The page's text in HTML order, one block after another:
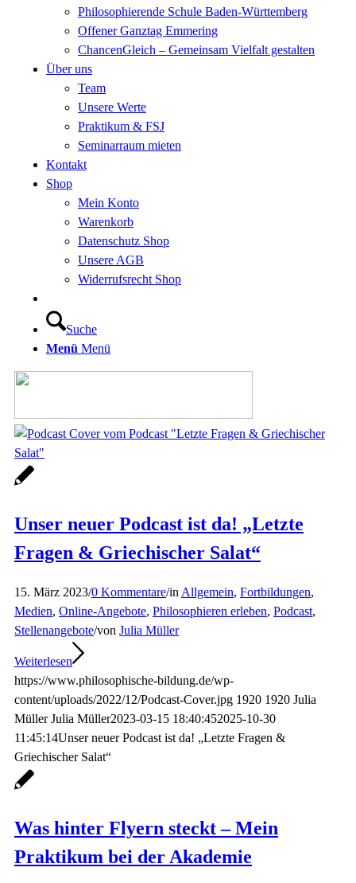
Philosophierende Schule Baden-Württemberg
Offener Ganztag Emmering
ChancenGleich – Gemeinsam Vielfalt gestalten
Über uns
Team
Unsere Werte
Praktikum & FSJ
Seminarraum mieten
Kontakt
Shop
Mein Konto
Warenkorb
Datenschutz Shop
Unsere AGB
Widerrufsrecht Shop
Suche
Menü Menü
Unser neuer Podcast ist da! „Letzte
Fragen & Griechischer Salat“
15. März 2023/0 Kommentare/in Allgemein, Fortbildungen,
Medien, Online-Angebote, Philosophieren erleben, Podcast,
Stellenangebote/von Julia Müller
Weiterlesen
https://www.philosophische-bildung.de/wp-
content/uploads/2022/12/Podcast-Cover.jpg 1920 1920 Julia
Müller Julia Müller2023-03-15 18:40:452025-10-30
11:45:14Unser neuer Podcast ist da! „Letzte Fragen &
Griechischer Salat“
Was hinter Flyern steckt – Mein
Praktikum bei der Akademie